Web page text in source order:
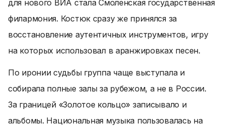
для нового ВИА стала Смоленская государственная
филармония. Костюк сразу же принялся за
восстановление аутентичных инструментов, игру
на которых использовал в аранжировках песен.
По иронии судьбы группа чаще выступала и
собирала полные залы за рубежом, а не в России.
За границей «Золотое кольцо» записывало и
альбомы. Национальная музыка пользовалась на